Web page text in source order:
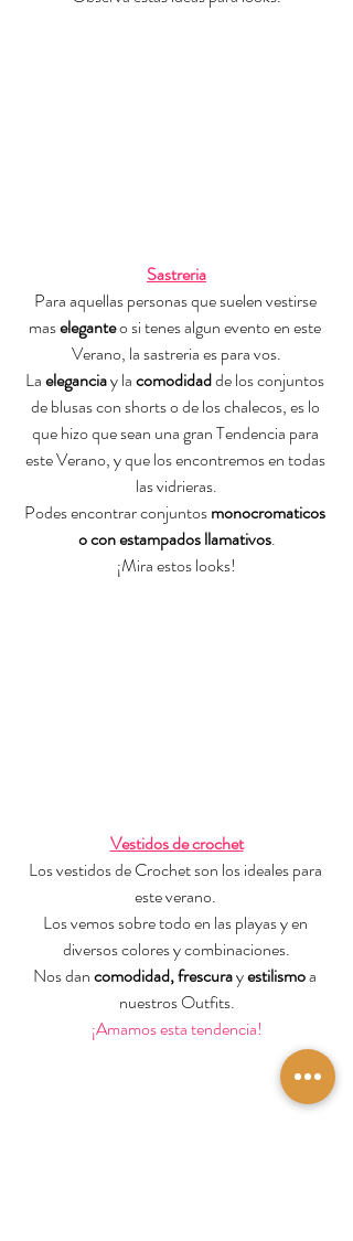
Sastreria
Para aquellas personas que suelen vestirse
mas elegante o si tenes algun evento en este
Verano, la sastreria es para vos.
La elegancia y la comodidad de los conjuntos
de blusas con shorts o de los chalecos, es lo
que hizo que sean una gran Tendencia para
este Verano, y que los encontremos en todas
las vidrieras.
Podes encontrar conjuntos monocromaticos
o con estampados llamativos.
¡Mira estos looks!
Vestidos de crochet
Los vestidos de Crochet son los ideales para
este verano.
Los vemos sobre todo en las playas y en
diversos colores y combinaciones.
Nos dan comodidad, frescura y estilismo a
nuestros Outfits.
¡Amamos esta tendencia!